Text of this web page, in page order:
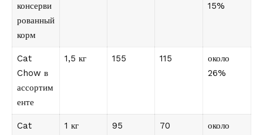
консерви
рованный
корм
15%
Cat
Chow в
ассортим
енте
1,5 кг 155 115
около
26%
Cat 1 кг 95 70 около